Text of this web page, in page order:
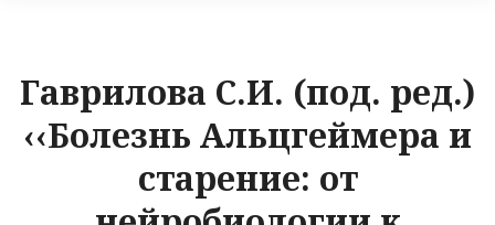
Гаврилова С.И. (под. ред.)
‹‹Болезнь Альцгеймера и
старение: от